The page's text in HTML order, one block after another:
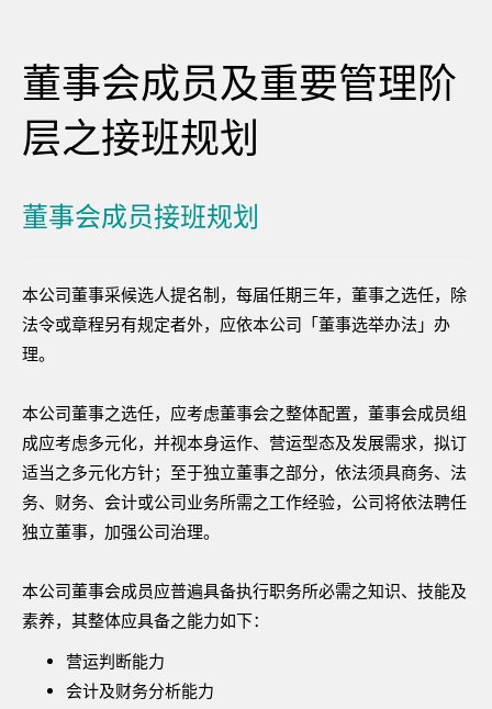
董事会成员及重要管理阶
层之接班规划
董事会成员接班规划
本公司董事采候选人提名制，每届任期三年，董事之选任，除
法令或章程另有规定者外，应依本公司「董事选举办法」办
理。
本公司董事之选任，应考虑董事会之整体配置，董事会成员组
成应考虑多元化，并视本身运作、营运型态及发展需求，拟订
适当之多元化方针；至于独立董事之部分，依法须具商务、法
务、财务、会计或公司业务所需之工作经验，公司将依法聘任
独立董事，加强公司治理。
本公司董事会成员应普遍具备执行职务所必需之知识、技能及
素养，其整体应具备之能力如下：
营运判断能力
会计及财务分析能力